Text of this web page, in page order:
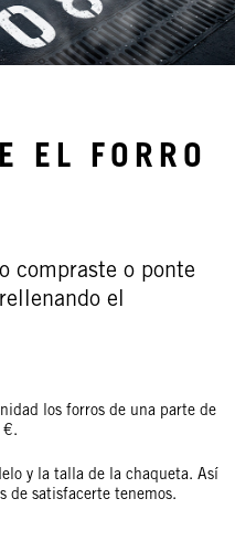
EL FORRO
compraste o ponte
el
los forros de una parte de
€.
y la talla de la chaqueta. Así
de satisfacerte tenemos.